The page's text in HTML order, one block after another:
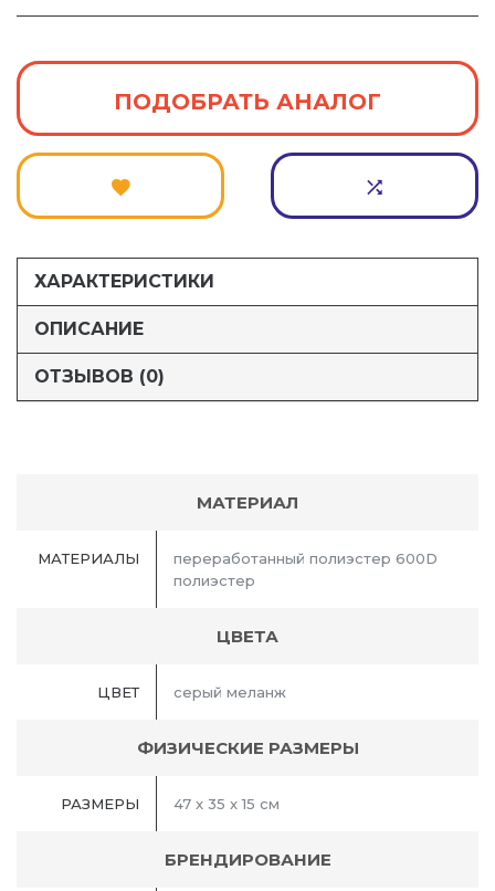
ПОДОБРАТЬ АНАЛОГ
ХАРАКТЕРИСТИКИ
ОПИСАНИЕ
ОТЗЫВОВ (0)
МАТЕРИАЛ
МАТЕРИАЛЫ
переработанный полиэстер 600D
полиэстер
ЦВЕТА
ЦВЕТ серый меланж
ФИЗИЧЕСКИЕ РАЗМЕРЫ
РАЗМЕРЫ 47 x 35 x 15 см
БРЕНДИРОВАНИЕ